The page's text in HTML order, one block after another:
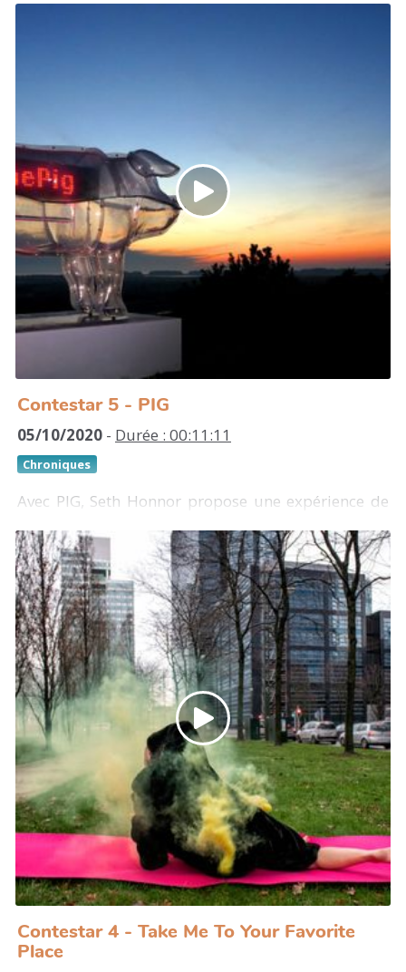
traditionnelles de la femme espagnole.
http://www.pilaralbarracin.com/obras.html
https://awarewomenartists.com/artiste/pilar-
albarracin/
Extrait performance (à 5'38")
v=LjmC0Cpq7jE
Contestar 5 - PIG
05/10/2020 - Durée : 00:11:11
Chroniques
Avec PIG, Seth Honnor propose une expérience de
prise de décision collective. Une œuvre qui invite à
réfléchir aux concepts de l'argent et sa valeur, de
propriété et de responsabilité collective au travers
d'un fonds communautaire constitué par la
communauté des passants.
https://kaleider.com/portfolio/pig/
https://vimeo.com/320280729
https://pigzine.com/
https://soundcloud.com/pigzine
Contestar 4 - Take Me To Your Favorite
Place